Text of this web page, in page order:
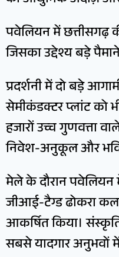
पवेलियन में छत्तीसगढ़
जिसका उद्देश्य बड़े
प्रदर्शनी में दो बड़े
सेमीकंडक्टर प्लांट को
हजारों उच्च गुणवत्ता
निवेश-अनुकूल और
मेले के दौरान पवेलियन
जीआई-टैग्ड ढोकरा
आकर्षित किया।
सबसे यादगार अनुभवों